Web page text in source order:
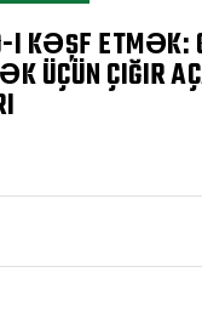
I KƏŞF ETMƏK:
ÜÇÜN ÇIĞIR